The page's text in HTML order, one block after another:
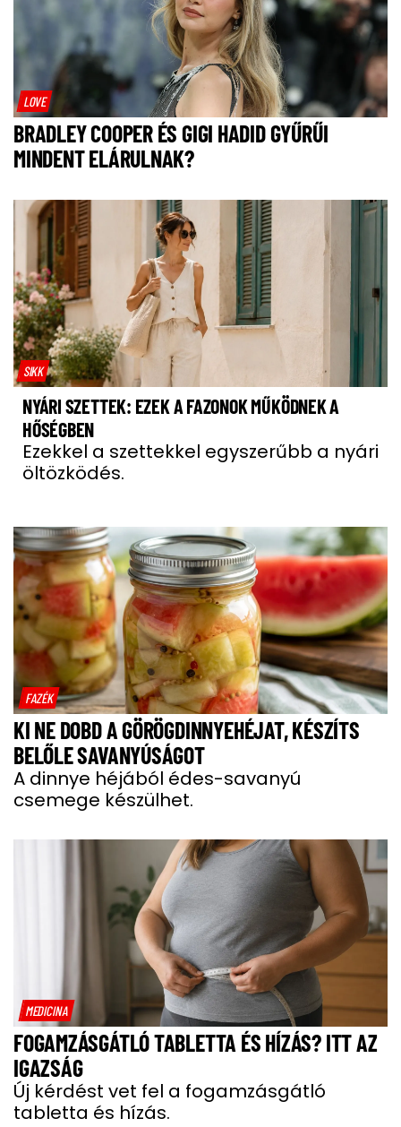
LOVE
BRADLEY COOPER ÉS GIGI HADID GYŰRŰI
MINDENT ELÁRULNAK?
SIKK
NYÁRI SZETTEK: EZEK A FAZONOK MŰKÖDNEK A
HŐSÉGBEN
Ezekkel a szettekkel egyszerűbb a nyári
öltözködés.
FAZÉK
KI NE DOBD A GÖRÖGDINNYEHÉJAT, KÉSZÍTS
BELŐLE SAVANYÚSÁGOT
A dinnye héjából édes-savanyú
csemege készülhet.
MEDICINA
FOGAMZÁSGÁTLÓ TABLETTA ÉS HÍZÁS? ITT AZ
IGAZSÁG
Új kérdést vet fel a fogamzásgátló
tabletta és hízás.